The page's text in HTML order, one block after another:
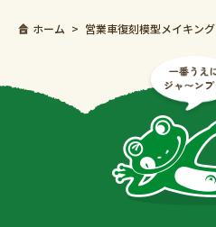
ホーム 営業車復刻模型メイキング